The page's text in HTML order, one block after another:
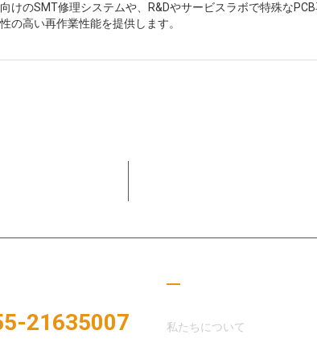
けのSMT修理システムや、R&Dやサービスラボで特殊な
の高い再作業性能を提供します。
21635007 私たちについて